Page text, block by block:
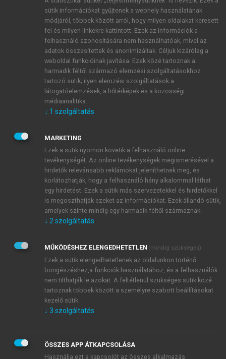
ÚJ FIÓK LÉTREHOZÁSA
1 óra díjmentes hozzáférés
E-MAIL-CÍM
JELSZÓ
JELSZÓ ÚJRA
Kérek értesítést a MeRSZ újdonságairól, akcióiról.
Kérek értesítést az Akadémiai Kiadó Zrt. újdonságairól,
Adatkezelési tájékoztatóbanfoglaltakat tudomásul
veszem és elfogadom.
Általános vásárlási feltételeket, valamint a szotar.netés a
mersz.huoldalak licencszerződéseiben foglaltakat
tudomásul veszem és elfogadom.
KIPRÓBÁLOM
sütik információkat gyűjtenek a webhely használatának
módjáról, többek között arról, hogy milyen oldalakat keresett
fel és milyen linkekre kattintott. Ezek az információk a
felhasználó azonosítására nem használhatóak, mivel az
adatok összesítettek és anonimizáltak. Céljuk kizárólag a
weboldal funkcióinak javítása. Ezek közé tartoznak a
harmadik féltől származó elemzési szolgáltatásokhoz
tartozó sütik; ilyen elemzési szolgáltatások a
látogatóelemzések, a hőtérképek és a közösségi
médiaanalitika.
↓ 1 szolgáltatás
MARKETING
Ezek a sütik nyomon követik a felhasználó online
tevékenységét. Az online tevékenységek megismerésével a
hirdetők relevánsabb reklámokat jeleníthetnek meg, és
korlátozhatják, hogy a felhasználó hány alkalommal láthat
egy hirdetést. Ezek a sütik más szervezetekkel és hirdetőkkel
is megoszthatják ezeket az információkat. Ezek állandó sütik,
amelyek szinte mindig egy harmadik féltől származnak.
↓ 2 szolgáltatás
MŰKÖDÉSHEZ ELENGEDHETETLEN (mindig szükséges)
Ezek a sütik elengedhetetlenek az oldalunkon történő
böngészéshez,a funkciók használatához, és a felhasználók
nem tilthatják le azokat. A feltétlenül szükséges sütik közé
tartoznak többek között a személyre szabott beállításokat
kezelő sütik.
↓ 3 szolgáltatás
ÖSSZES APP ÁTKAPCSOLÁSA
Használja ezt a kapcsolót az összes alkalmazás